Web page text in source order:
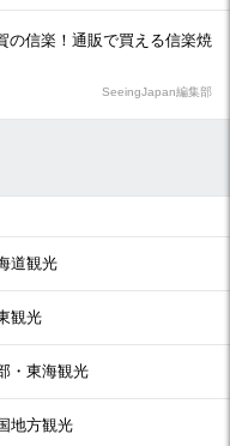
の信楽！通販で買える信楽焼
SeeingJapan編集部
道観光
観光
・東海観光
地方観光